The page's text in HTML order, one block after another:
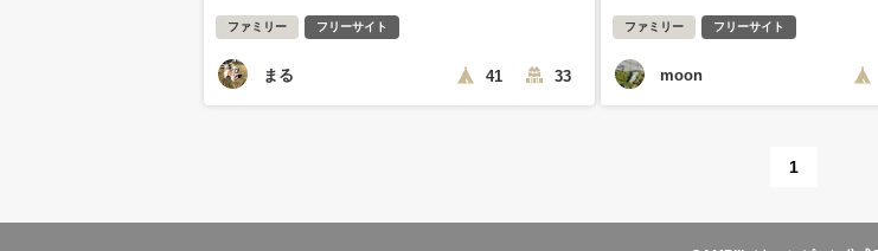
ファミリー フリーサイト
まる 41 33
ファミリー フリーサイト
moon
1